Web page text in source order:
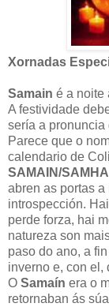
Xornadas
Samain é a noite
A festividade
sería a pronuncia
Parece que o
calendario de
SAMAIN/
abren as portas
introspección.
perde forza, hai
natureza son
paso do ano, a
inverno e, con el,
O Samaín era o
retornaban ás